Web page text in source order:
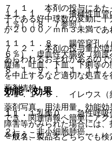
１１．１．７． 播種性血管
１％）〔８．７参照〕。
１１．１．８． 腸管穿孔（
６％）、虚血性大腸炎（頻
腹痛、吐血、下血、下痢等
を中止するなど適切な処置を
１１．１．９． イレウス（
１１．１．１０． 急性呼吸
障害等がみられた場合には
を行うこと。
７．１． 本剤の投与にあた
子である好中球数の変動に
が２０００／ｍｍ３未満であ
７．２． 本剤の投与量が増
あらわれるおそれがあるので
８．１、９．１．１、１１
効能・効果
１）． 乳癌。
２）． 非小細胞肺癌。
薬剤情報
薬剤写真、用法用量、効能
でき、関連情報へ簡単にア
一般名、製品名どちらでも検